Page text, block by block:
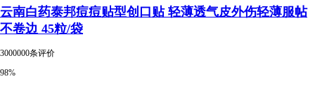
云南白药泰邦痘痘贴型创口贴 轻薄透气皮外伤轻薄服帖
不卷边 45粒/袋
3000000条评价
98%